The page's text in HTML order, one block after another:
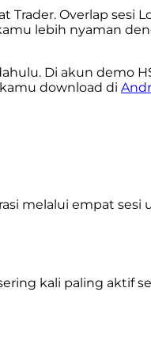
Overlap sesi
lebih nyaman
Di akun demo
download di
melalui empat sesi
kali paling aktif